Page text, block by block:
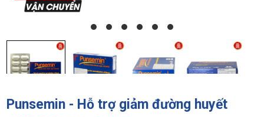
Punsemin - Hỗ trợ giảm đường huyết